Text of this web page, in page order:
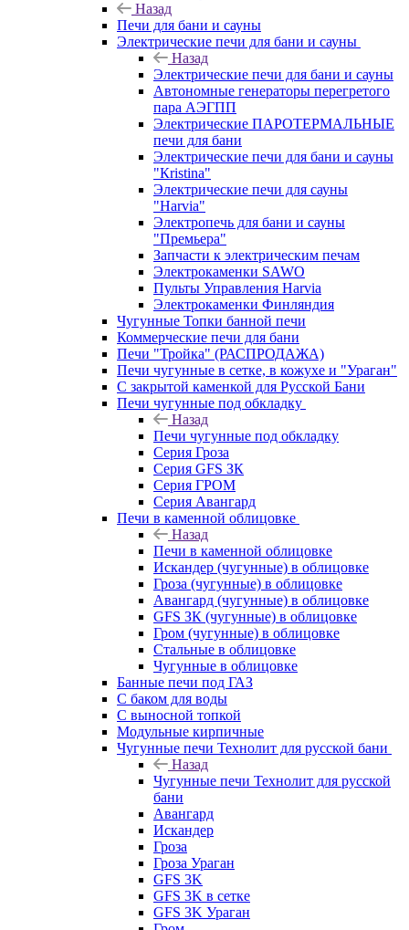
Назад
Печи для бани и сауны
Электрические печи для бани и сауны
Назад
Электрические печи для бани и сауны
Автономные генераторы перегретого
пара АЭГПП
Электрические ПАРОТЕРМАЛЬНЫЕ
печи для бани
Электрические печи для бани и сауны
"Кristina"
Электрические печи для сауны
"Harvia"
Электропечь для бани и сауны
"Премьера"
Запчасти к электрическим печам
Электрокаменки SAWO
Пульты Управления Harvia
Электрокаменки Финляндия
Чугунные Топки банной печи
Коммерческие печи для бани
Печи "Тройка" (РАСПРОДАЖА)
Печи чугунные в сетке, в кожухе и "Ураган"
С закрытой каменкой для Русской Бани
Печи чугунные под обкладку
Назад
Печи чугунные под обкладку
Серия Гроза
Серия GFS ЗК
Серия ГРОМ
Серия Авангард
Печи в каменной облицовке
Назад
Печи в каменной облицовке
Искандер (чугунные) в облицовке
Гроза (чугунные) в облицовке
Авангард (чугунные) в облицовке
GFS ЗК (чугунные) в облицовке
Гром (чугунные) в облицовке
Стальные в облицовке
Чугунные в облицовке
Банные печи под ГАЗ
С баком для воды
С выносной топкой
Модульные кирпичные
Чугунные печи Технолит для русской бани
Назад
Чугунные печи Технолит для русской
бани
Авангард
Искандер
Гроза
Гроза Ураган
GFS 3K
GFS 3K в сетке
GFS 3K Ураган